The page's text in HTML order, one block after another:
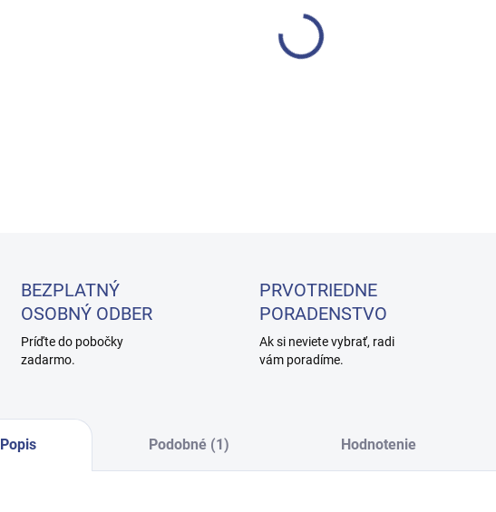
BEZPLATNÝ
OSOBNÝ ODBER
Príďte do pobočky
zadarmo.
PRVOTRIEDNE
PORADENSTVO
Ak si neviete vybrať, radi
vám poradíme.
Popis Podobné (1) Hodnotenie